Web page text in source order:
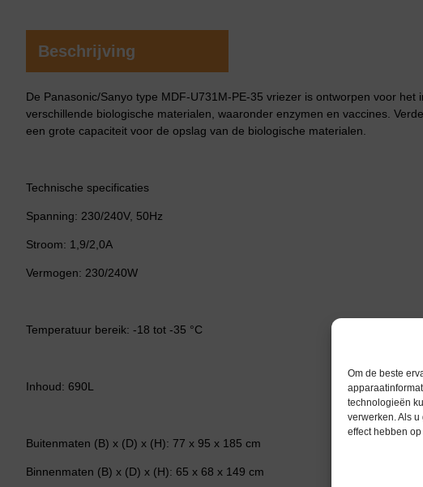
Om de beste
technologieën
verwerken. Als
effect hebben
Beschrijving
De Panasonic/Sanyo type MDF-U731M-PE-35 vriezer is ontworpen voor het
verschillende biologische materialen, waaronder enzymen en vaccines.
een grote capaciteit voor de opslag van de biologische materialen.
Technische specificaties
Spanning: 230/240V, 50Hz
Stroom: 1,9/2,0A
Vermogen: 230/240W
Temperatuur bereik: -18 tot -35 °C
Inhoud: 690L
Buitenmaten (B) x (D) x (H): 77 x 95 x 185 cm
Binnenmaten (B) x (D) x (H): 65 x 68 x 149 cm